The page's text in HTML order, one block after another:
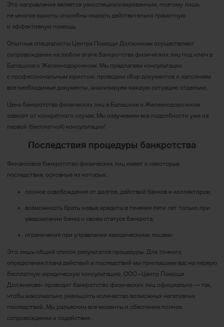
Это направление является узкоспециализированным, поэтому лишь
не многие юристы способны оказать действительно грамотную
и эффективную помощь.
Опытные специалисты Центра Помощи Должникам осуществляют
сопровождение на любом этапе банкротства физических лиц под ключ в
Балашихе и Железнодорожном. Мы предлагаем консультации
с профессиональным юристом, проводим сбор документов и заполняем
все необходимые документы, анализируем каждую ситуацию отдельно.
Цена банкротства физических лиц в Балашихе и Железнодорожном
зависят от конкретного случая. Мы озвучиваем все подробности уже на
первой (бесплатной) консультации!
Последствия процедуры банкротства
Финансовое банкротство физических лиц имеет и некоторые
последствия, основные из которых:
полное освобождение от долгов, действий банков и коллекторов;
возможность брать новые кредиты в течение пяти лет только при
уведомлении банка о своем статусе банкрота;
ограничения при управлении юридическими лицами.
Это лишь общий список результатов процедуры. Для точного
определения плана действий и последствий мы приглашаем вас на первую
бесплатную юридическую консультацию. ООО «Центр Помощи
Должникам» проводит банкротство физических лиц официально — так,
чтобы максимально уменьшить количество возможных негативных
последствий. Мы разъясним все моменты и обеспечим полное
сопровождение и содействие.